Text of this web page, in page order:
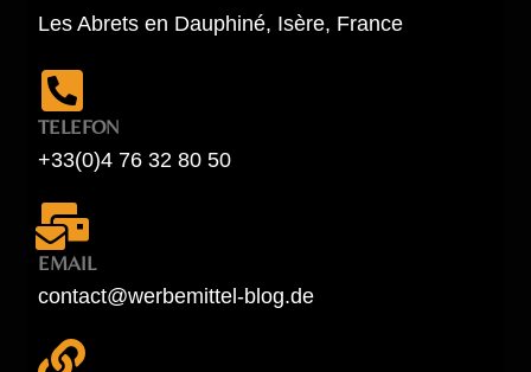
Les Abrets en Dauphiné, Isère, France
TELEFON
+33(0)4 76 32 80 50
EMAIL
contact@werbemittel-blog.de